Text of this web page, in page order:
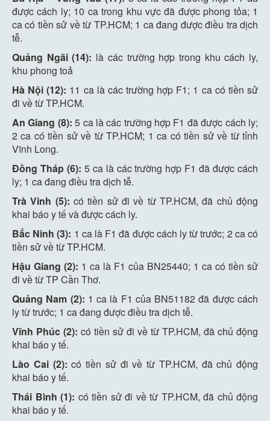
được cách ly; 10 ca trong khu vực đã được phong tỏa; 1
ca có tiền sử về từ TP.HCM; 1 ca đang được điều tra dịch
tễ.
Quảng Ngãi (14): là các trường hợp trong khu cách ly,
khu phong toả
Hà Nội (12): 11 ca là các trường hợp F1; 1 ca có tiền sử
đi về từ TP.HCM.
An Giang (8): 5 ca là các trường hợp F1 đã được cách ly;
2 ca có tiền sử về từ TP.HCM; 1 ca có tiền sử về từ tỉnh
Vĩnh Long.
Đồng Tháp (6): 5 ca là các trường hợp F1 đã được cách
ly; 1 ca đang điều tra dịch tễ.
Trà Vinh (5): có tiền sử đi về từ TP.HCM, đã chủ động
khai báo y tế và được cách ly.
Bắc Ninh (3): 1 ca là F1 đã được cách ly từ trước; 2 ca có
tiền sử về từ TP.HCM.
Hậu Giang (2): 1 ca là F1 của BN25440; 1 ca có tiền sử
đi về từ TP Cần Thơ.
Quảng Nam (2): 1 ca là F1 của BN51182 đã được cách
ly từ trước; 1 ca đang được điều tra dịch tễ.
Vĩnh Phúc (2): có tiền sử đi về từ TP.HCM, đã chủ động
khai báo y tế.
Lào Cai (2):có tiền sử đi về từ TP.HCM, đã chủ động
khai báo y tế.
Thái Bình (1): có tiền sử đi về từ TP.HCM, đã chủ động
khai báo y tế.